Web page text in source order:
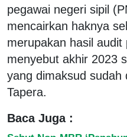
pegawai negeri sipil
mencairkan haknya
merupakan hasil audit
menyebut akhir 2023
yang dimaksud sudah
Tapera.
Baca Juga :